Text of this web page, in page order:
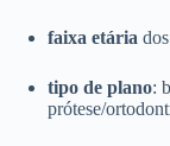
faixa etária
tipo de plano:
prótese/